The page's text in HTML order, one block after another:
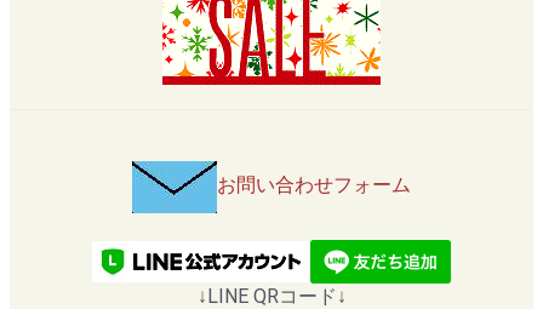
お問い合わせフォーム
↓LINE QRコード↓